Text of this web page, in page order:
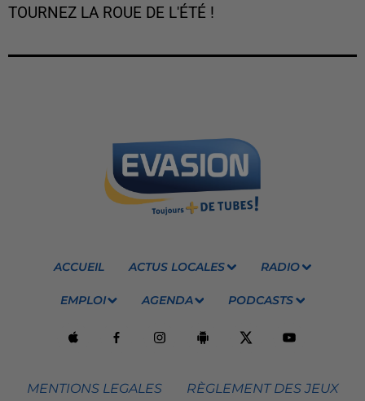
TOURNEZ LA ROUE DE L'ÉTÉ !
ACCUEIL ACTUS LOCALES RADIO
EMPLOI AGENDA PODCASTS
MENTIONS LEGALES RÈGLEMENT DES JEUX